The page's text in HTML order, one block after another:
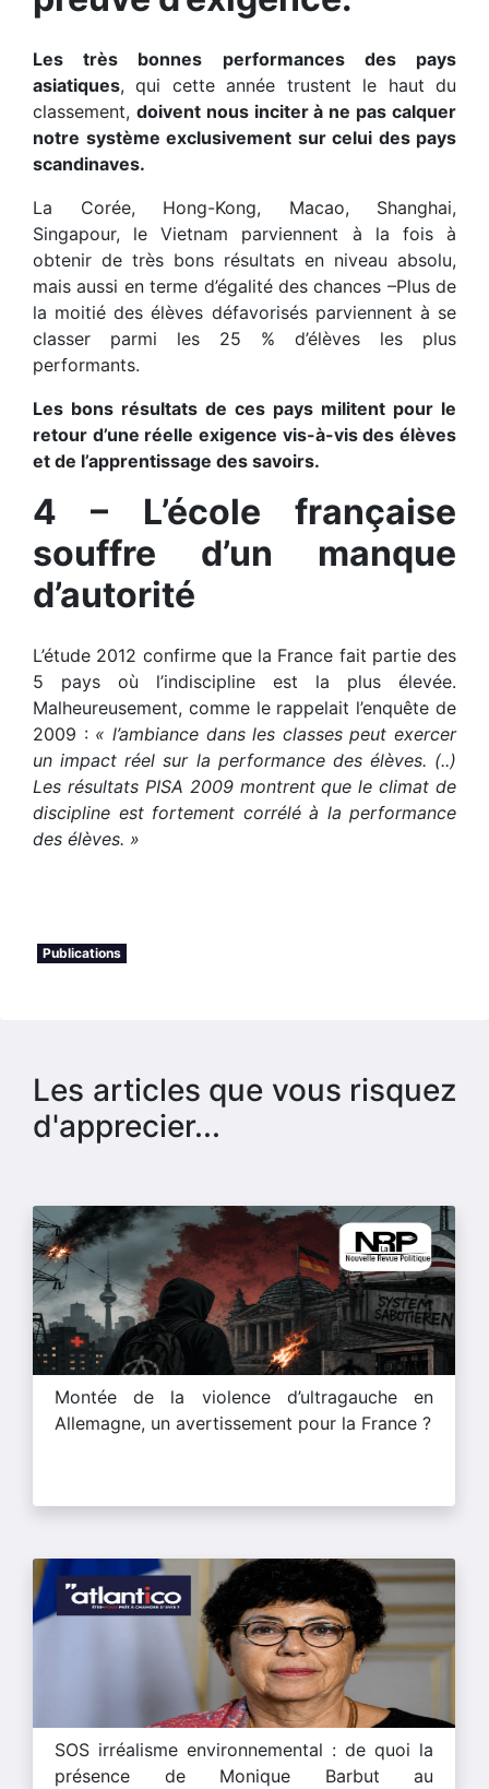
Les très bonnes performances des pays
asiatiques, qui cette année trustent le haut du
classement, doivent nous inciter à ne pas calquer
notre système exclusivement sur celui des pays
scandinaves.
La Corée, Hong-Kong, Macao, Shanghai,
Singapour, le Vietnam parviennent à la fois à
obtenir de très bons résultats en niveau absolu,
mais aussi en terme d’égalité des chances –Plus de
la moitié des élèves défavorisés parviennent à se
classer parmi les 25 % d’élèves les plus
performants.
Les bons résultats de ces pays militent pour le
retour d’une réelle exigence vis-à-vis des élèves
et de l’apprentissage des savoirs.
4 – L’école française
souffre d’un manque
d’autorité
L’étude 2012 confirme que la France fait partie des
5 pays où l’indiscipline est la plus élevée.
Malheureusement, comme le rappelait l’enquête de
2009 : « l’ambiance dans les classes peut exercer
un impact réel sur la performance des élèves. (..)
Les résultats PISA 2009 montrent que le climat de
discipline est fortement corrélé à la performance
des élèves. »
Publications
Les articles que vous risquez
d'apprecier...
Montée de la violence d’ultragauche en
Allemagne, un avertissement pour la France ?
SOS irréalisme environnemental : de quoi la
présence de Monique Barbut au